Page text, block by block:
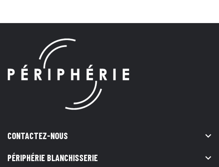
CONTACTEZ-NOUS 
PÉRIPHÉRIE BLANCHISSERIE 